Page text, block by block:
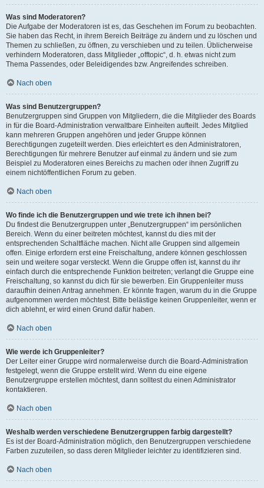
Was sind Moderatoren?
Die Aufgabe der Moderatoren ist es, das Geschehen im Forum zu beobachten.
Sie haben das Recht, in ihrem Bereich Beiträge zu ändern und zu löschen und
Themen zu schließen, zu öffnen, zu verschieben und zu teilen. Üblicherweise
verhindern Moderatoren, dass Mitglieder „offtopic“, d. h. etwas nicht zum
Thema Passendes, oder Beleidigendes bzw. Angreifendes schreiben.
Nach oben
Was sind Benutzergruppen?
Benutzergruppen sind Gruppen von Mitgliedern, die die Mitglieder des Boards
in für die Board-Administration verwaltbare Einheiten aufteilt. Jedes Mitglied
kann mehreren Gruppen angehören und jeder Gruppe können
Berechtigungen zugeteilt werden. Dies erleichtert es den Administratoren,
Berechtigungen für mehrere Benutzer auf einmal zu ändern und sie zum
Beispiel zu Moderatoren eines Bereichs zu machen oder ihnen Zugriff zu
einem nichtöffentlichen Forum zu geben.
Nach oben
Wo finde ich die Benutzergruppen und wie trete ich ihnen bei?
Du findest die Benutzergruppen unter „Benutzergruppen“ im persönlichen
Bereich. Wenn du einer beitreten möchtest, kannst du dies mit der
entsprechenden Schaltfläche machen. Nicht alle Gruppen sind allgemein
offen. Einige erfordern erst eine Freischaltung, andere können geschlossen
sein und weitere sogar versteckt. Wenn die Gruppe offen ist, kannst du ihr
einfach durch die entsprechende Funktion beitreten; verlangt die Gruppe eine
Freischaltung, so kannst du dich für sie bewerben. Ein Gruppenleiter muss
daraufhin deinen Antrag annehmen. Er könnte fragen, warum du in die Gruppe
aufgenommen werden möchtest. Bitte belästige keinen Gruppenleiter, wenn er
dich ablehnt, er wird einen Grund dafür haben.
Nach oben
Wie werde ich Gruppenleiter?
Der Leiter einer Gruppe wird normalerweise durch die Board-Administration
festgelegt, wenn die Gruppe erstellt wird. Wenn du eine eigene
Benutzergruppe erstellen möchtest, dann solltest du einen Administrator
kontaktieren.
Nach oben
Weshalb werden verschiedene Benutzergruppen farbig dargestellt?
Es ist der Board-Administration möglich, den Benutzergruppen verschiedene
Farben zuzuteilen, so dass deren Mitglieder leichter zu identifizieren sind.
Nach oben